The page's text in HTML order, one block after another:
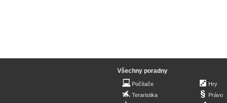
Všechny poradny
Počítače
Teraristika
Hry
Právo